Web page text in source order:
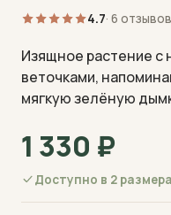
4.7· 6 отзывов
Изящное растение с
веточками,
мягкую зелёную
1 330 ₽
Доступно в 2